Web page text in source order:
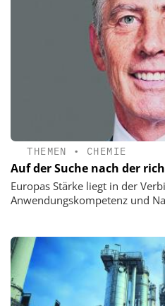
THEMEN • CHEMIE
Auf der Suche nach der
Europas Stärke liegt in der
Anwendungskompetenz und